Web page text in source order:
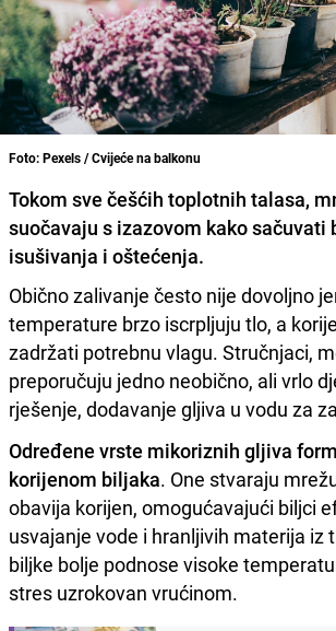
Foto: Pexels / Cvijeće na balkonu
Tokom sve češćih toplotnih talasa,
suočavaju s izazovom kako sačuvati
isušivanja i oštećenja.
Obično zalivanje često nije dovoljno
temperature brzo iscrpljuju tlo, a
zadržati potrebnu vlagu. Stručnjaci,
preporučuju jedno neobično, ali vrlo
rješenje, dodavanje gljiva u vodu za
Određene vrste mikoriznih gljiva
korijenom biljaka. One stvaraju
obavija korijen, omogućavajući biljci
usvajanje vode i hranljivih materija iz
biljke bolje podnose visoke
stres uzrokovan vrućinom.